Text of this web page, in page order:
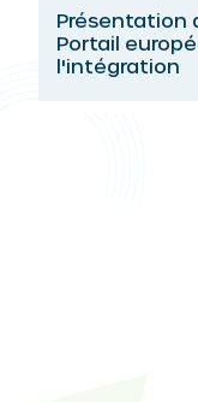
Présentation
Portail
l'intégration